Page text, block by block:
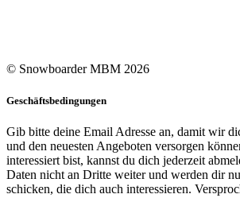
© Snowboarder MBM 2026
Geschäftsbedingungen
Gib bitte deine Email Adresse an, damit wir
und den neuesten Angeboten versorgen
interessiert bist, kannst du dich jederzeit
Daten nicht an Dritte weiter und werden dir
schicken, die dich auch interessieren.